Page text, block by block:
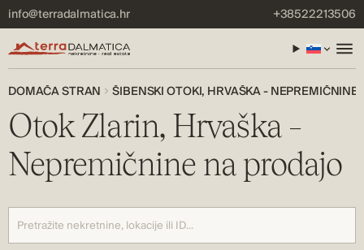
info@terradalmatica.hr +38522213506
DOMAČA STRAN ŠIBENSKI OTOKI, HRVAŠKA - NEPREMIČNINE
Otok Zlarin, Hrvaška –
Nepremičnine na prodajo